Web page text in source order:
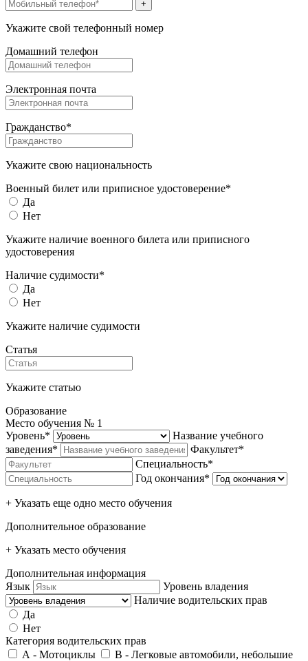
+
Укажите свой телефонный номер
Домашний телефон
Электронная почта
Гражданство*
Укажите свою национальность
Военный билет или приписное удостоверение*
Да
Нет
Укажите наличие военного билета или приписного
удостоверения
Наличие судимости*
Да
Нет
Укажите наличие судимости
Статья
Укажите статью
Образование
Место обучения № 1
Уровень*
Название учебного
заведения*
Факультет*
Специальность*
Год окончания*
+ Указать еще одно место обучения
Дополнительное образование
+ Указать место обучения
Дополнительная информация
Язык
Уровень владения
Наличие водительских прав
Да
Нет
Категория водительских прав
А - Мотоциклы
В - Легковые автомобили, небольшие